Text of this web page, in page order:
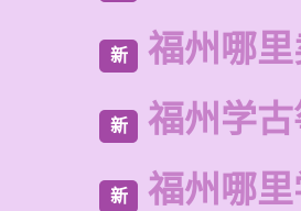
新 福州哪
新 福州学
新 福州哪